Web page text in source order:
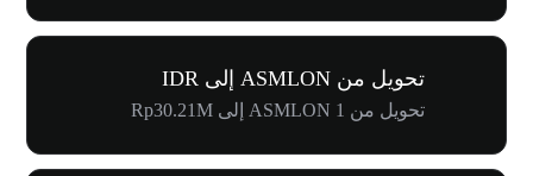
تحويل من ASMLON إلى IDR
تحويل من 1 ASMLON إلى Rp30.21M